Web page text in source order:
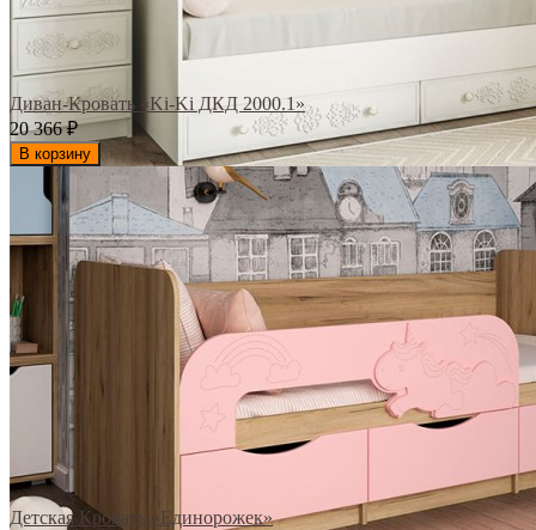
Диван-Кровать «Ki-Ki ДКД 2000.1»
20 366₽
В корзину
Детская Кровать «Единорожек»